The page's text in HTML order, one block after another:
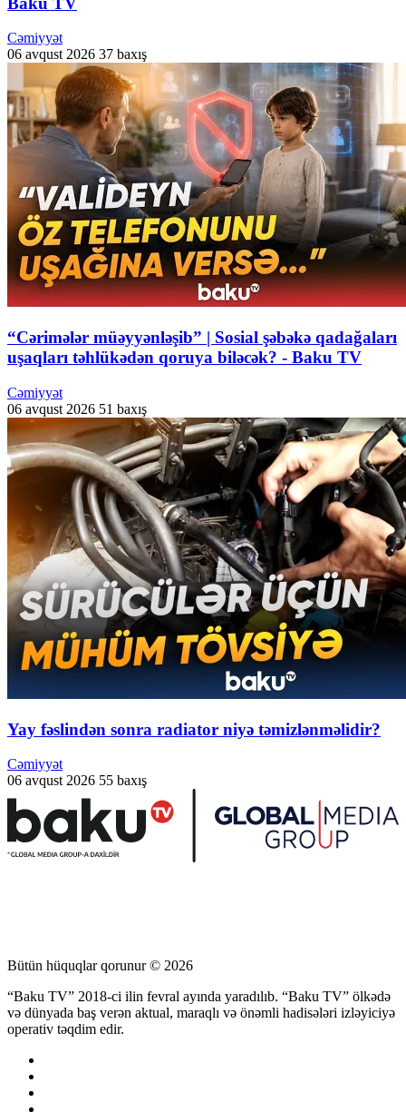
Cəmiyyət
06 avqust 2026 37 baxış
“Cərimələr müəyyənləşib” | Sosial şəbəkə qadağaları
uşaqları təhlükədən qoruya biləcək? - Baku TV
Cəmiyyət
06 avqust 2026 51 baxış
Yay fəslindən sonra radiator niyə təmizlənməlidir?
Cəmiyyət
06 avqust 2026 55 baxış
Bütün hüquqlar qorunur © 2026
“Baku TV” 2018-ci ilin fevral ayında yaradılıb. “Baku TV” ölkədə
və dünyada baş verən aktual, maraqlı və önəmli hadisələri izləyiciyə
operativ təqdim edir.